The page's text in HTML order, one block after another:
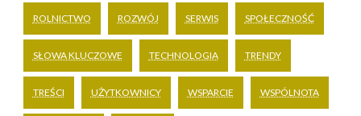
ROLNICTWO ROZWÓJ SERWIS SPOŁECZNOŚĆ
SŁOWA KLUCZOWE TECHNOLOGIA TRENDY
TREŚCI UŻYTKOWNICY WSPARCIE WSPÓLNOTA